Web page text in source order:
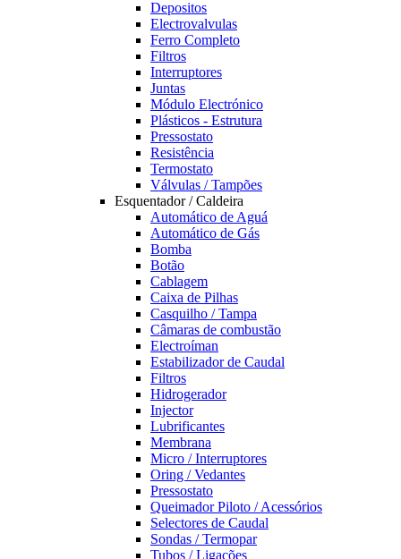
Depositos
Electrovalvulas
Ferro Completo
Filtros
Interruptores
Juntas
Módulo Electrónico
Plásticos - Estrutura
Pressostato
Resistência
Termostato
Válvulas / Tampões
Esquentador / Caldeira
Automático de Aguá
Automático de Gás
Bomba
Botão
Cablagem
Caixa de Pilhas
Casquilho / Tampa
Câmaras de combustão
Electroíman
Estabilizador de Caudal
Filtros
Hidrogerador
Injector
Lubrificantes
Membrana
Micro / Interruptores
Oring / Vedantes
Pressostato
Queimador Piloto / Acessórios
Selectores de Caudal
Sondas / Termopar
Tubos / Ligações